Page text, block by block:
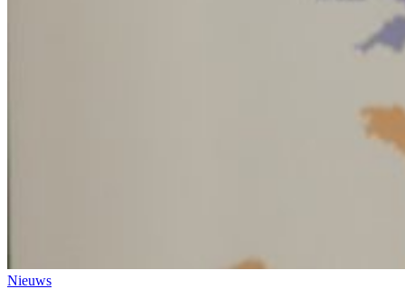
Nieuws